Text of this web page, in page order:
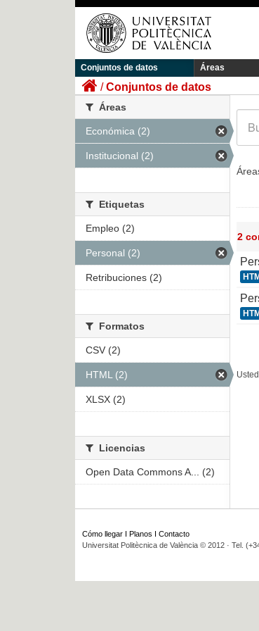
Conjuntos de datos Áreas
Conjuntos de datos
2
Áreas
Económica (2)
Institucional (2)
Etiquetas
Empleo (2)
Personal (2)
Retribuciones (2)
Formatos
CSV (2)
HTML (2)
XLSX (2)
Licencias
Open Data Commons A... (2)
Cómo llegar Planos
Contacto
Universitat Politècnica de València © 2012 · Tel.